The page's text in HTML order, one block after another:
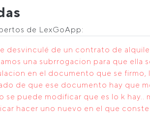
de LexGoApp:
desvinculé de un contrato de
una subrrogacion para que
en el documento que se firmo,
de que ese documento hay que
se puede modificar que es lo k hay..
hacer uno nuevo en el que